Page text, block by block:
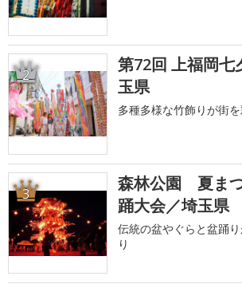
2
第72回 上福岡七
玉県
多種多様な竹飾りが街を
3
森林公園 夏ま
踊大会／埼玉県
伝統の盆やぐらと盆踊
り